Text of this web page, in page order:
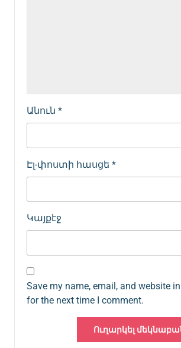
Անուն *
Էլ-փոստի հասցե *
Կայքէջ
Save my name, email, and website
for the next time I comment.